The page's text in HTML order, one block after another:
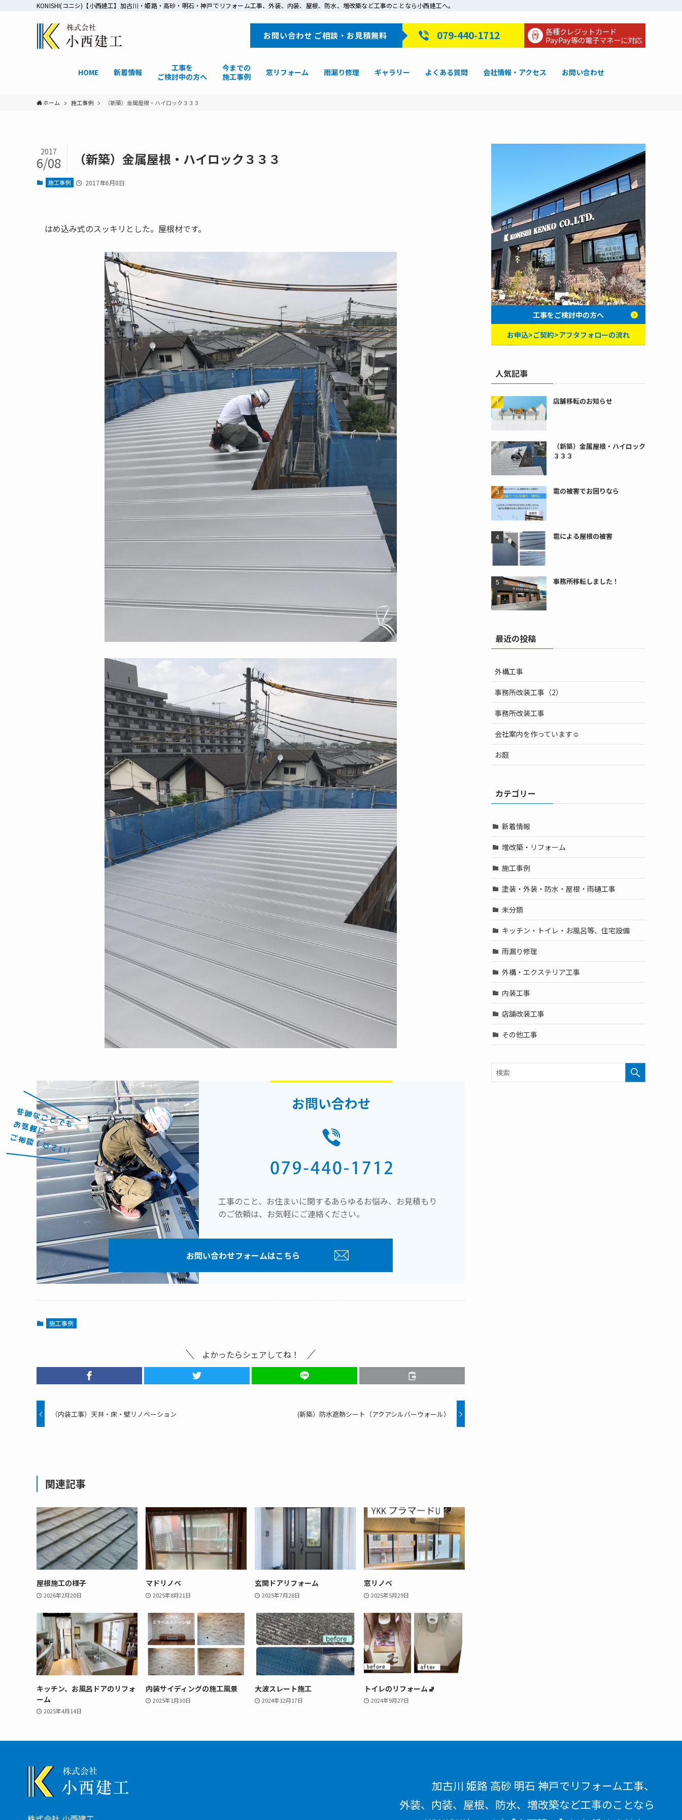
KONISHI(コニシ)【小西建工】加古川・姫路・高砂・明石・神戸でリフォーム工事、外装、内装、屋根、防水、増改築など工事のことなら小西建工へ。
各種クレジットカード
PayPay等の電子マネーに対応
お問い合わせ ご相談・お見積無料 079-440-1712
HOME 新着情報
工事を
ご検討中の方へ
今までの
施工事例
窓リフォーム 雨漏り修理 ギャラリー よくある質問 会社情報・アクセス お問い合わせ
ホーム 施工事例 （新築）金属屋根・ハイロック３３３
（新築）金属屋根・ハイロック３３３
2017
6/08
施工事例 2017年6月8日
はめ込み式のスッキリとした。屋根材です。
お問い合わせ
工事のこと、お住まいに関するあらゆるお悩み、お見積もり
のご依頼は、お気軽にご連絡ください。
お問い合わせフォームはこちら
施工事例
よかったらシェアしてね！
（内装工事）天井・床・壁リノベーション (新築）防水遮熱シート（アクアシルバーウォール）
関連記事
屋根施工の様子
2026年2月20日
マドリノベ
2025年8月21日
玄関ドアリフォーム
2025年7月28日
窓リノベ
2025年5月29日
キッチン、お風呂ドアのリフォ
ーム
2025年4月14日
内装サイディングの施工風景
2025年1月30日
大波スレート施工
2024年12月17日
トイレのリフォーム🚽
2024年9月27日
工事をご検討中の方へ
お申込>ご契約>アフタフォローの流れ
人気記事
店舗移転のお知らせ
（新築）金属屋根・ハイロック
３３３
雹の被害でお困りなら
雹による屋根の被害
事務所移転しました！
最近の投稿
外構工事
事務所改装工事（2）
事務所改装工事
会社案内を作っています☺
お庭
カテゴリー
新着情報
増改築・リフォーム
施工事例
塗装・外装・防水・屋根・雨樋工事
未分類
キッチン・トイレ・お風呂等、住宅設備
雨漏り修理
外構・エクステリア工事
内装工事
店舗改装工事
その他工事
加古川 姫路 高砂 明石 神戸でリフォーム工事、
外装、内装、屋根、防水、増改築など工事のことなら